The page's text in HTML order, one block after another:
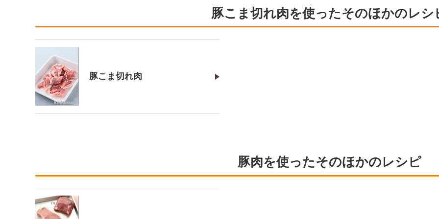
豚こま切れ肉を使ったそのほかのレシ
豚こま切れ肉
豚肉を使ったそのほかのレシピ